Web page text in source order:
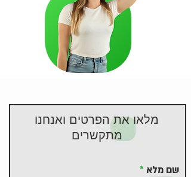
מלאו את הפרטים ואנחנו
מתקשרים
שם מלא